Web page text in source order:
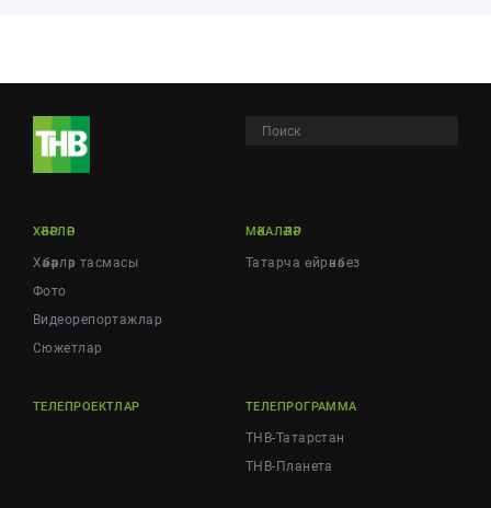
ХӘБӘРЛӘР
Хәбәрләр тасмасы
Фото
Видеорепортажлар
Cюжетлар
МӘКАЛӘЛӘР
Татарча өйрәнәбез
ТЕЛЕПРОЕКТЛАР ТЕЛЕПРОГРАММА
ТНВ-Татарстан
ТНВ-Планета